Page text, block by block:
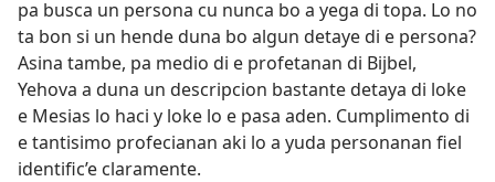
pa busca un persona cu nunca bo a yega di topa. Lo no
ta bon si un hende duna bo algun detaye di e persona?
Asina tambe, pa medio di e profetanan di Bijbel,
Yehova a duna un descripcion bastante detaya di loke
e Mesias lo haci y loke lo e pasa aden. Cumplimento di
e tantisimo profecianan aki lo a yuda personanan fiel
identific’e claramente.